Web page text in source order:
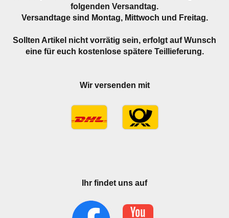
folgenden Versandtag.
Versandtage sind Montag, Mittwoch und Freitag.
Sollten Artikel nicht vorrätig sein, erfolgt auf Wunsch
eine für euch kostenlose spätere Teillieferung.
Wir versenden mit
Ihr findet uns auf